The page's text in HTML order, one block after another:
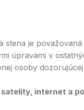
je
úpravami v
osoby
internet a